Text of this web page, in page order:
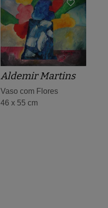
Aldemir Martins
Vaso com Flores
46 x 55 cm